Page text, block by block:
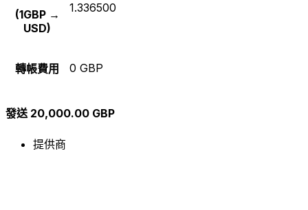
(1GBP →
USD)
1.336500
轉帳費用 0 GBP
發送 20,000.00 GBP
提供商